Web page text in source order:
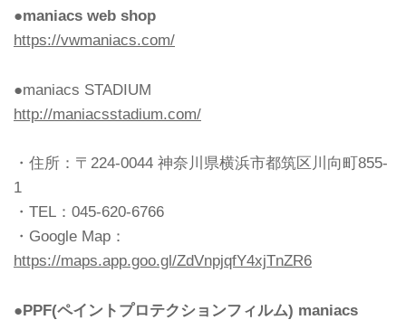
●maniacs web shop
https://vwmaniacs.com/
●maniacs STADIUM
http://maniacsstadium.com/
・住所：〒224-0044 神奈川県横浜市都筑区川向町855-
1
・TEL：045-620-6766
・Google Map：
https://maps.app.goo.gl/ZdVnpjqfY4xjTnZR6
●PPF(ペイントプロテクションフィルム) maniacs